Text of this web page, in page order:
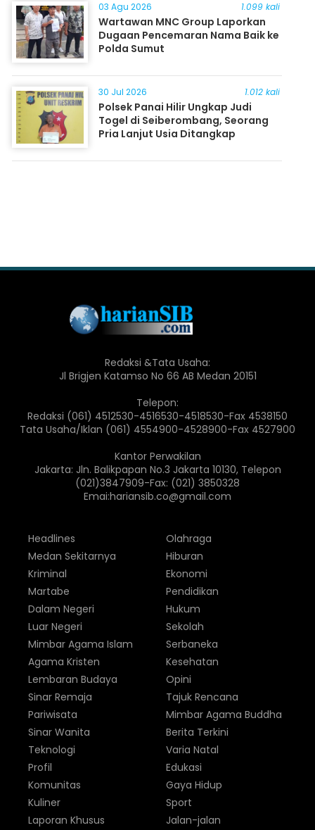
03 Agu 2026 1.099 kali
Wartawan MNC Group Laporkan
Dugaan Pencemaran Nama Baik ke
Polda Sumut
30 Jul 2026 1.012 kali
Polsek Panai Hilir Ungkap Judi
Togel di Seiberombang, Seorang
Pria Lanjut Usia Ditangkap
Redaksi &Tata Usaha:
Jl Brigjen Katamso No 66 AB Medan 20151
Telepon:
Redaksi (061) 4512530-4516530-4518530-Fax 4538150
Tata Usaha/Iklan (061) 4554900-4528900-Fax 4527900
Kantor Perwakilan
Jakarta: Jln. Balikpapan No.3 Jakarta 10130, Telepon
(021)3847909-Fax: (021) 3850328
Emai:hariansib.co@gmail.com
Headlines
Medan Sekitarnya
Kriminal
Martabe
Dalam Negeri
Luar Negeri
Olahraga
Hiburan
Ekonomi
Pendidikan
Hukum
Sekolah
Mimbar Agama Islam
Agama Kristen
Lembaran Budaya
Sinar Remaja
Pariwisata
Sinar Wanita
Serbaneka
Kesehatan
Opini
Tajuk Rencana
Mimbar Agama Buddha
Berita Terkini
Teknologi
Profil
Komunitas
Kuliner
Laporan Khusus
Varia Natal
Edukasi
Gaya Hidup
Sport
Jalan-jalan